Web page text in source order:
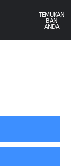
TEMUKAN
BAN
ANDA